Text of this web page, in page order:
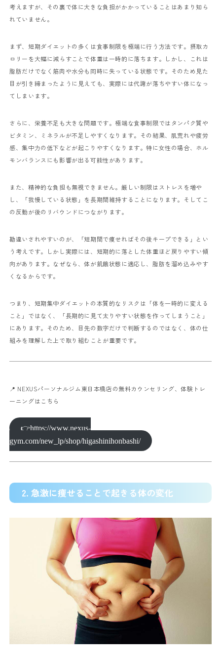
考えますが、その裏で体に大きな負担がかかっていることはあまり知ら
れていません。
まず、短期ダイエットの多くは食事制限を極端に行う方法です。摂取カ
ロリーを大幅に減らすことで体重は一時的に落ちます。しかし、これは
脂肪だけでなく筋肉や水分も同時に失っている状態です。そのため見た
目が引き締まったように見えても、実際には代謝が落ちやすい体になっ
てしまいます。
さらに、栄養不足も大きな問題です。極端な食事制限ではタンパク質や
ビタミン、ミネラルが不足しやすくなります。その結果、肌荒れや疲労
感、集中力の低下などが起こりやすくなります。特に女性の場合、ホル
モンバランスにも影響が出る可能性があります。
また、精神的な負担も無視できません。厳しい制限はストレスを増や
し、「我慢している状態」を長期間維持することになります。そしてこ
の反動が後のリバウンドにつながります。
勘違いされやすいのが、「短期間で痩せればその後キープできる」とい
う考えです。しかし実際には、短期的に落とした体重ほど戻りやすい傾
向があります。なぜなら、体が飢餓状態に適応し、脂肪を溜め込みやす
くなるからです。
つまり、短期集中ダイエットの本質的なリスクは「体を一時的に変える
こと」ではなく、「長期的に見て太りやすい状態を作ってしまうこと」
にあります。そのため、目先の数字だけで判断するのではなく、体の仕
組みを理解した上で取り組むことが重要です。
📍 NEXUSパーソナルジム東日本橋店の無料カウンセリング、体験トレ
ーニングはこちら
👉https://www.nexus-
gym.com/new_lp/shop/higashinihonbashi/
2. 急激に痩せることで起きる体の変化